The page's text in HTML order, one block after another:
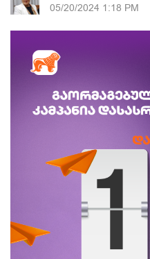
05/20/2024 1:18 PM